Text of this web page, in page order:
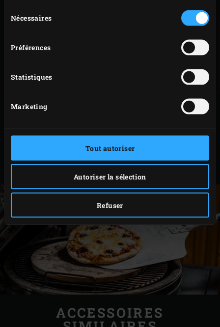
duNécessaires
Préférences
Statistiques
Marketing
Tout autoriser
Autoriser la sélection
Refuser
FLAMMEKUECHE
FLAMMEKUECHE
ACCESSOIRES